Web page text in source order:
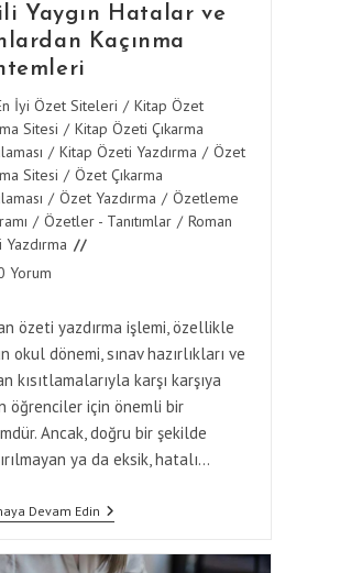
Yaygın Hatalar ve
Kaçınma
İyi Özet Siteleri / Kitap Özet
Sitesi / Kitap Özeti Çıkarma
/ Kitap Özeti Yazdırma / Özet
Sitesi / Özet Çıkarma
/ Özet Yazdırma / Özetleme
/ Özetler - Tanıtımlar / Roman
Yorum
özeti yazdırma işlemi, özellikle
okul dönemi, sınav hazırlıkları ve
kısıtlamalarıyla karşı karşıya
öğrenciler için önemli bir
Ancak, doğru bir şekilde
ya da eksik, hatalı…
Devam EdinRoman
Ile